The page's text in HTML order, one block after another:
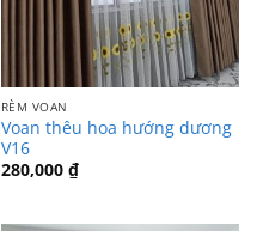
RÈM VOAN
Voan thêu hoa hướng dương
V16
280,000 ₫